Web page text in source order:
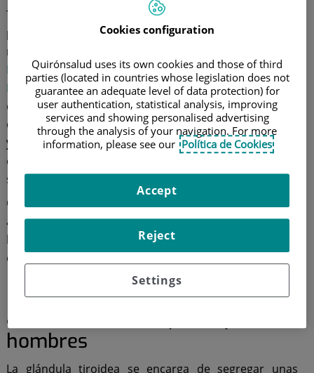
Tanto mujeres como hombres pueden verse afectados
por los problemas de tiroides, pero su frecuencia es
mayor en el caso femenino. Sobre esto, el doctor
Rafael Palomares Ortega, jefe deEndocrinología y
NutricióndelHospital Quirónsalud Córdoba
, indica
que
estas patologías afectan al 10% de la población
española, en su mayoría mujeres mayores de 50 años,
y también a embarazadas. Otro dato alarmante es que
casi la mitad de las personas afectadas padecen sus
síntomas sin tener un diagnóstico.
Conoce más sobre la glándula tiroidea y dos de sus
alteraciones más comunes: el hipertiroidismo y el
hipotiroidismo. También te contamos sus
consecuencias en mujeres gestantes.
Los problemas de tiroides
afectan a más mujeres que
hombres
La glándula tiroidea se encarga de segregar unas
Cookies configuration
Quirónsalud uses its own cookies and those of third
parties (located in countries whose legislation does not
guarantee an adequate level of data protection) for
user authentication, statistical analysis, improving
services and showing personalised advertising
through the analysis of your navigation. For more
information, please see our Política de Cookies
Settings
Reject
Accept